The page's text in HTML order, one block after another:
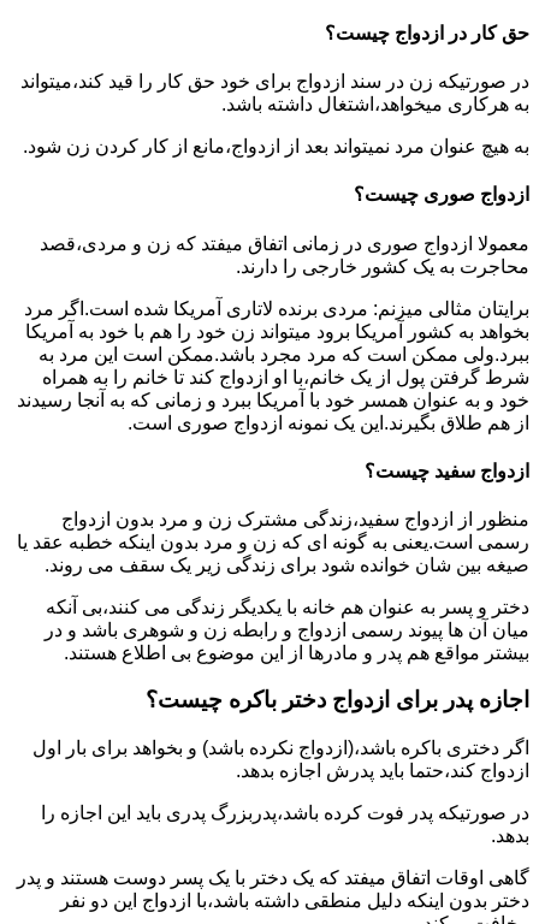
حق کار در ازدواج چیست؟
در صورتیکه زن در سند ازدواج برای خود حق کار را قید کند،میتواند
به هرکاری میخواهد،اشتغال داشته باشد.
به هیچ عنوان مرد نمیتواند بعد از ازدواج،مانع از کار کردن زن شود.
ازدواج صوری چیست؟
معمولا ازدواج صوری در زمانی اتفاق میفتد که زن و مردی،قصد
محاجرت به یک کشور خارجی را دارند.
برایتان مثالی میزنم: مردی برنده لاتاری آمریکا شده است.اگر مرد
بخواهد به کشور آمریکا برود میتواند زن خود را هم با خود به آمریکا
ببرد.ولی ممکن است که مرد مجرد باشد.ممکن است این مرد به
شرط گرفتن پول از یک خانم،با او ازدواج کند تا خانم را به همراه
خود و به عنوان همسر خود با آمریکا ببرد و زمانی که به آنجا رسیدند
از هم طلاق بگیرند.این یک نمونه ازدواج صوری است.
ازدواج سفید چیست؟
منظور از ازدواج سفید،زندگی مشترک زن و مرد بدون ازدواج
رسمی است.یعنی به گونه ای که زن و مرد بدون اینکه خطبه عقد یا
صیغه بین شان خوانده شود برای زندگی زیر یک سقف می روند.
دختر و پسر به عنوان هم خانه با یکدیگر زندگی می کنند،بی آنکه
میان آن ها پیوند رسمی ازدواج و رابطه زن و شوهری باشد و در
بیشتر مواقع هم پدر و مادرها از این موضوع بی اطلاع هستند.
اجازه پدر برای ازدواج دختر باکره چیست؟
اگر دختری باکره باشد،(ازدواج نکرده باشد) و بخواهد برای بار اول
ازدواج کند،حتما باید پدرش اجازه بدهد.
در صورتیکه پدر فوت کرده باشد،پدربزرگ پدری باید این اجازه را
بدهد.
گاهی اوقات اتفاق میفتد که یک دختر با یک پسر دوست هستند و پدر
دختر بدون اینکه دلیل منطقی داشته باشد،با ازدواج این دو نفر